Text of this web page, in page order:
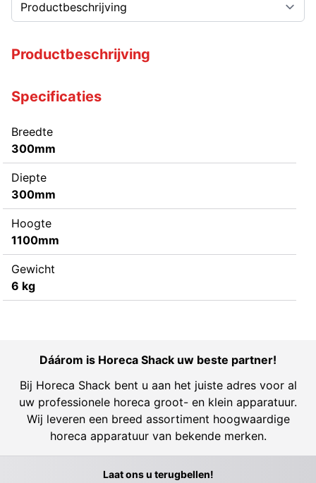
Productbeschrijving
Specificaties
Breedte
300mm
Diepte
300mm
Hoogte
1100mm
Gewicht
6 kg
Dáárom is Horeca Shack uw beste partner!
Bij Horeca Shack bent u aan het juiste adres voor al
uw professionele horeca groot- en klein apparatuur.
Wij leveren een breed assortiment hoogwaardige
horeca apparatuur van bekende merken.
Laat ons u terugbellen!